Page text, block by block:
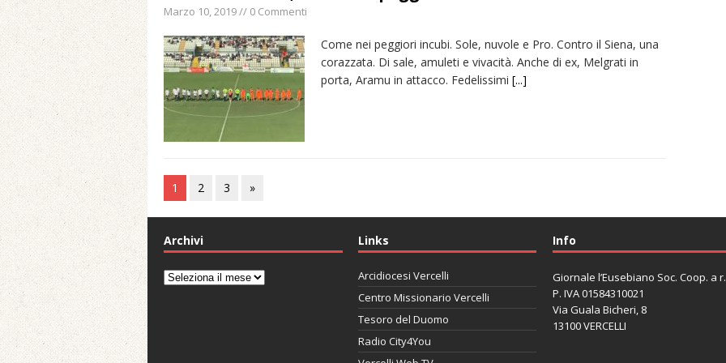
Marzo 10, 2019 // 0 Commenti
Come nei peggiori incubi. Sole, nuvole e Pro. Contro il Siena, una
corazzata. Di sale, amuleti e vivacità. Anche di ex, Melgrati in
porta, Aramu in attacco. Fedelissimi [...]
1 2 3 »
Archivi
Archivi
Links
Arcidiocesi Vercelli
Centro Missionario Vercelli
Tesoro del Duomo
Radio City4You
Info
Giornale l’Eusebiano Soc. Coop. a
P. IVA 01584310021
Via Guala Bicheri, 8
13100 VERCELLI